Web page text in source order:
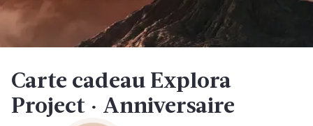
Carte cadeau Explora
Project · Anniversaire